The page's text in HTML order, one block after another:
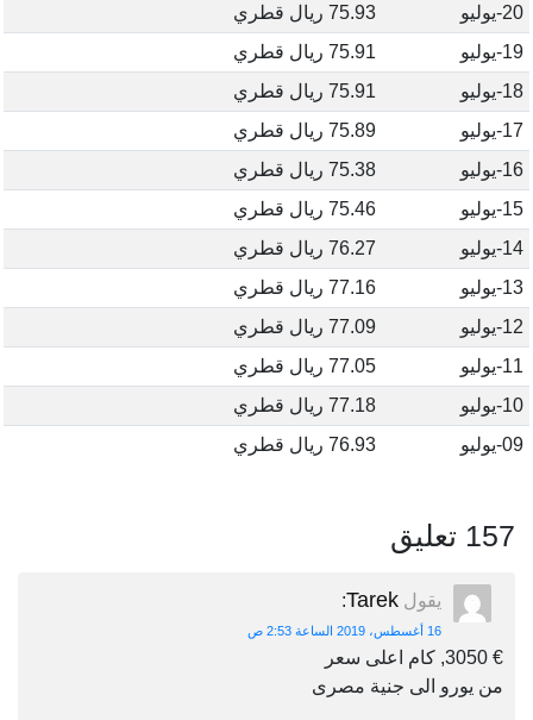
20-يوليو
75.93 ريال قطري
19-يوليو
75.91 ريال قطري
18-يوليو
75.91 ريال قطري
17-يوليو
75.89 ريال قطري
16-يوليو
75.38 ريال قطري
15-يوليو
75.46 ريال قطري
14-يوليو
76.27 ريال قطري
13-يوليو
77.16 ريال قطري
12-يوليو
77.09 ريال قطري
11-يوليو
77.05 ريال قطري
10-يوليو
77.18 ريال قطري
09-يوليو
76.93 ريال قطري
157 تعليق
يقول Tarek
:
16 أغسطس، 2019 الساعة 2:53 ص
€ 3050, كام اعلى سعر
من يورو الى جنية مصرى